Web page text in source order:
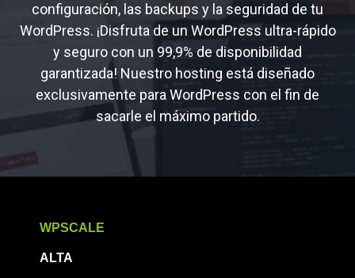
configuración, las backups y la seguridad de tu
WordPress. ¡Disfruta de un WordPress ultra-rápido
y seguro con un 99,9% de disponibilidad
garantizada! Nuestro hosting está diseñado
exclusivamente para WordPress con el fin de
sacarle el máximo partido.
WPSCALE
ALTA